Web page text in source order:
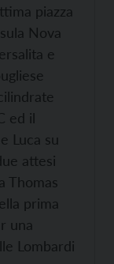
piazza
Nova
e
ed il
Luca su
attesi
Thomas
prima
una
Lombardi